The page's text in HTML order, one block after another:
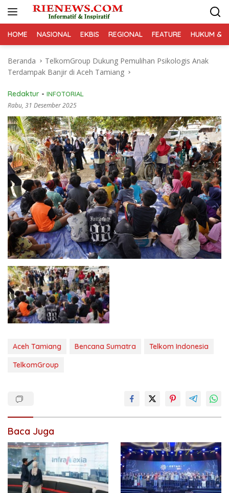
HOME NASIONAL EKBIS REGIONAL FEATURE HUKUM &
Beranda
TelkomGroup Dukung Pemulihan Psikologis Anak
Terdampak Banjir di Aceh Tamiang
Redaktur - INFOTORIAL
Rabu, 31 Desember 2025
Aceh Tamiang Bencana Sumatra
Telkom Indonesia
TelkomGroup
Baca Juga